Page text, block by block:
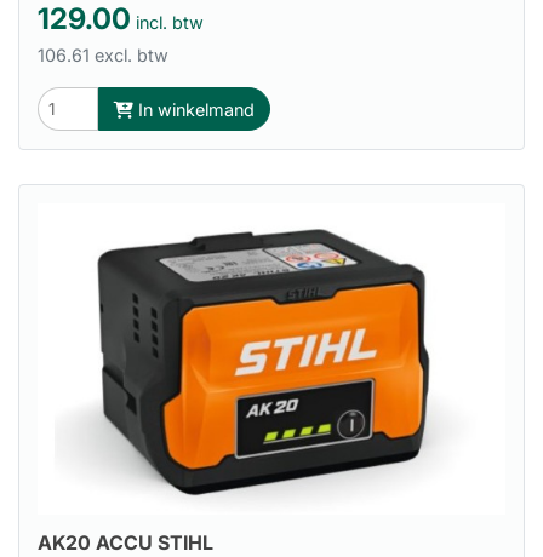
129.00 incl. btw
106.61 excl. btw
In winkelmand
AK20 ACCU STIHL